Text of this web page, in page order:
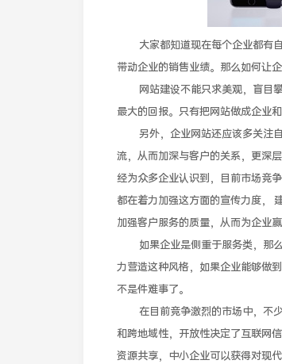
大家都知道现在每个企业都有自
带动企业的销售业绩。那么如何让
网站建设不能只求美观，盲目攀
最大的回报。只有把网站做成企业
另外，企业网站还应该多关注自
流，从而加深与客户的关系，更深
经为众多企业认识到，目前市场竞
都在着力加强这方面的宣传力度，
加强客户服务的质量，从而为企业
如果企业是侧重于服务类，那么
力营造这种风格，如果企业能够做
不是件难事了。
在目前竞争激烈的市场中，不少
和跨地域性，开放性决定了互联网
资源共享，中小企业可以获得对现